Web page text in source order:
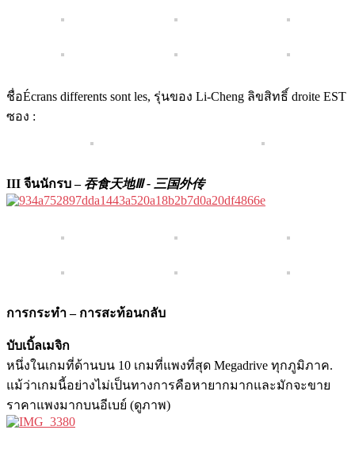
ชื่อÉcrans differents sont les, รุ่นของ Li-Cheng ลิขสิทธิ์ droite EST
ซอง :
III จีนนักรบ – 吞食天地Ⅲ - 三国外传
การกระทำ – การสะท้อนกลับ
บับเบิ้ลเมจิก
หนึ่งในเกมที่ด้านบน 10 เกมที่แพงที่สุด Megadrive ทุกภูมิภาค.
แม้ว่าเกมนี้อย่างไม่เป็นทางการคือหายากมากและมักจะขาย
ราคาแพงมากบนอีเบย์ (ดูภาพ)